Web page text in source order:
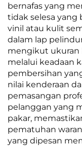
bernafas yang
tidak selesa
vinil atau kulit
dalam lap
mengikut ukuran
melalui keadaan
pembersihan
nilai kenderaan
pemasangan
pelanggan yang
pakar,
pematuhan
yang dipesan